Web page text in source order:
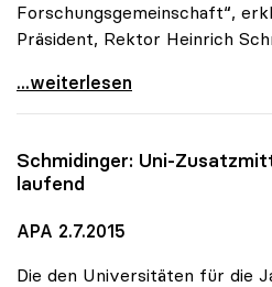
Forschungsgemeinschaft“,
Präsident, Rektor Heinrich
uniko-Präsident zum Tod von
...weiterlesen
Schmidinger: Uni-
laufend
APA 2.7.2015
Die den Universitäten für die